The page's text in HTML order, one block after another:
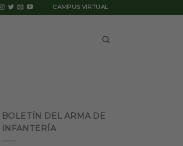
CAMPUS VIRTUAL
BOLETÍN DEL ARMA DE
INFANTERÍA